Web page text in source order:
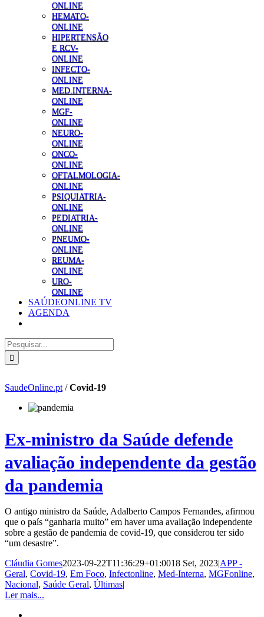
ONLINE
HEMATO-
ONLINE
HIPERTENSÃO
E RCV-
ONLINE
INFECTO-
ONLINE
MED.INTERNA-
ONLINE
MGF-
ONLINE
NEURO-
ONLINE
ONCO-
ONLINE
OFTALMOLOGIA-
ONLINE
PSIQUIATRIA-
ONLINE
PEDIATRIA-
ONLINE
PNEUMO-
ONLINE
REUMA-
ONLINE
URO-
ONLINE
SAÚDEONLINE TV
AGENDA
Pesquisar
SaudeOnline.pt /Covid-19
Ex-ministro da Saúde defende
avaliação independente da gestão
da pandemia
O antigo ministro da Saúde, Adalberto Campos Fernandes, afirmou
que o país “ganharia muito” em haver uma avaliação independente
sobre a gestão de pandemia de covid-19, que considerou ter sido
“um desastre”.
Cláudia Gomes2023-09-22T11:36:29+01:0018 Set, 2023|APP -
Geral, Covid-19, Em Foco, Infectonline, Med-Interna, MGFonline,
Nacional, Saúde Geral, Últimas|
Ler mais...